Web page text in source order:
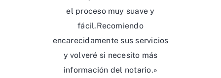
el proceso muy suave y
fácil.Recomiendo
encarecidamente sus servicios
y volveré si necesito más
información del notario.»